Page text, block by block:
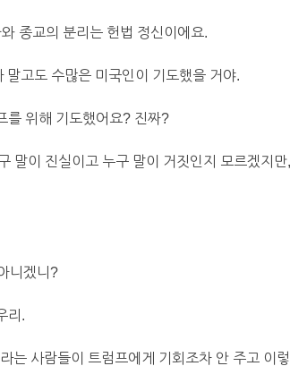
종교의 분리는 헌법 정신이에요.
고도 수많은 미국인이 기도했을 거야.
를 위해 기도했어요? 진짜?
말이 진실이고 누구 말이 거짓인지 모르겠지
니겠니?
리.
는 사람들이 트럼프에게 기회조차 안 주고 이